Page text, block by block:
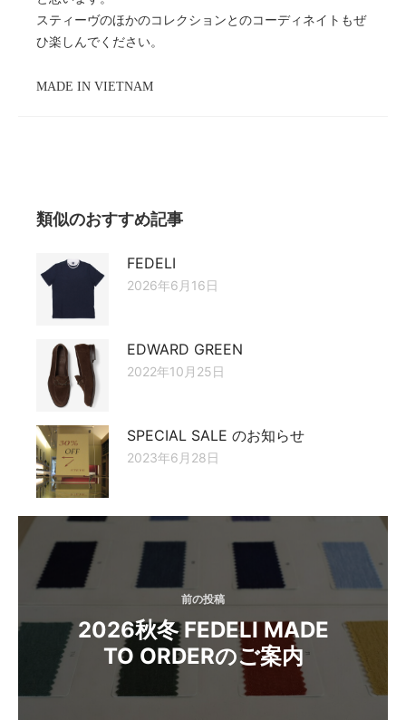
スティーヴのほかのコレクションとのコーディネイトもぜ
ひ楽しんでください。
MADE IN VIETNAM
類似のおすすめ記事
FEDELI
2026年6月16日
EDWARD GREEN
2022年10月25日
SPECIAL SALE のお知らせ
2023年6月28日
投
ナ
ビ
シ
前の投稿
2026秋冬 FEDELI MADE
TO ORDERのご案内